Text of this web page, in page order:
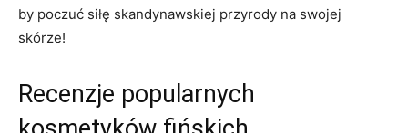
by poczuć‌ siłę skandynawskiej przyrody na swojej
skórze!
Recenzje popularnych